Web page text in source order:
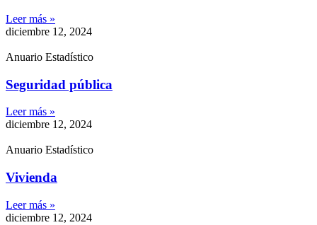
Leer más »
diciembre 12, 2024
Anuario Estadístico
Seguridad pública
Leer más »
diciembre 12, 2024
Anuario Estadístico
Vivienda
Leer más »
diciembre 12, 2024